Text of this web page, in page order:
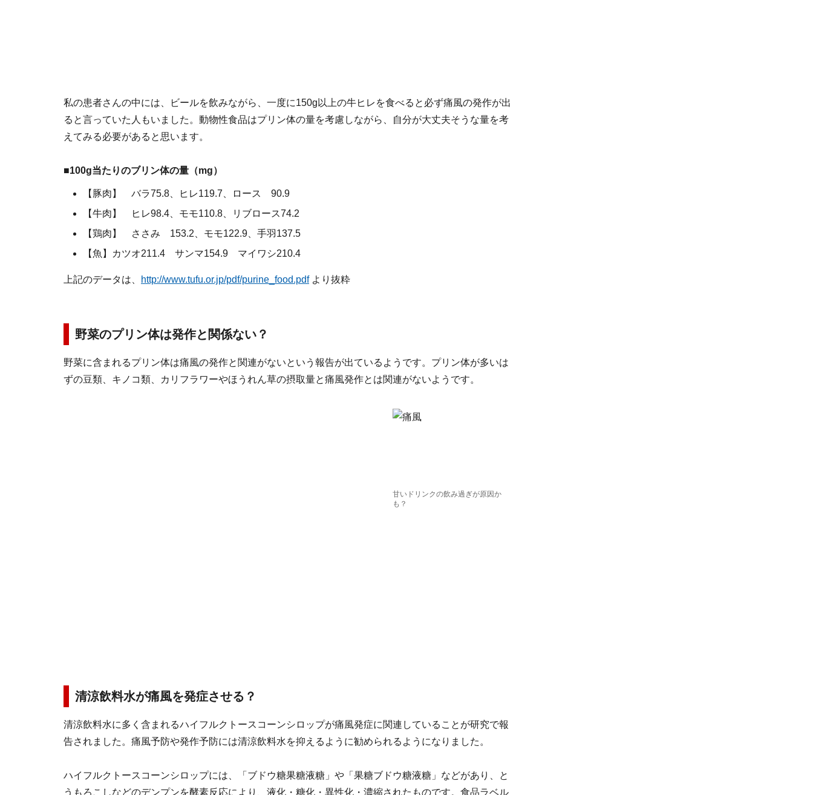
私の患者さんの中には、ビールを飲みながら、一度に150g以上の牛ヒレを食べると必ず痛風の発作が出
ると言っていた人もいました。動物性食品はプリン体の量を考慮しながら、自分が大丈夫そうな量を考
えてみる必要があると思います。
■100g当たりのブリン体の量（mg）
【豚肉】 バラ75.8、ヒレ119.7、ロース 90.9
【牛肉】 ヒレ98.4、モモ110.8、リブロース74.2
【鶏肉】 ささみ 153.2、モモ122.9、手羽137.5
【魚】カツオ211.4 サンマ154.9 マイワシ210.4
上記のデータは、 http://www.tufu.or.jp/pdf/purine_food.pdfより抜粋
野菜のプリン体は発作と関係ない？
野菜に含まれるプリン体は痛風の発作と関連がないという報告が出ているようです。プリン体が多いは
ずの豆類、キノコ類、カリフラワーやほうれん草の摂取量と痛風発作とは関連がないようです。
甘いドリンクの飲み過ぎが原因か
も？
清涼飲料水が痛風を発症させる？
清涼飲料水に多く含まれるハイフルクトースコーンシロップが痛風発症に関連していることが研究で報
告されました。痛風予防や発作予防には清涼飲料水を抑えるように勧められるようになりました。
ハイフルクトースコーンシロップには、「ブドウ糖果糖液糖」や「果糖ブドウ糖液糖」などがあり、と
うもろこしなどのデンプンを酵素反応により、液化・糖化・異性化・濃縮されたものです。食品ラベル